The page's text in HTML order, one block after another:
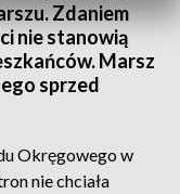
Zdaniem
nie stanowią
Marsz
sprzed
Okręgowego w
nie chciała